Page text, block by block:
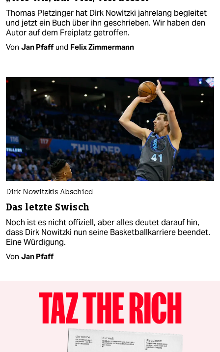
Thomas Pletzinger hat Dirk Nowitzki jahrelang begleitet
und jetzt ein Buch über ihn geschrieben. Wir haben den
Autor auf dem Freiplatz getroffen.
Von Jan Pfaff und Felix Zimmermann
Dirk Nowitzkis Abschied
Das letzte Swisch
Noch ist es nicht offiziell, aber alles deutet darauf hin,
dass Dirk Nowitzki nun seine Basketballkarriere beendet.
Eine Würdigung.
Von Jan Pfaff